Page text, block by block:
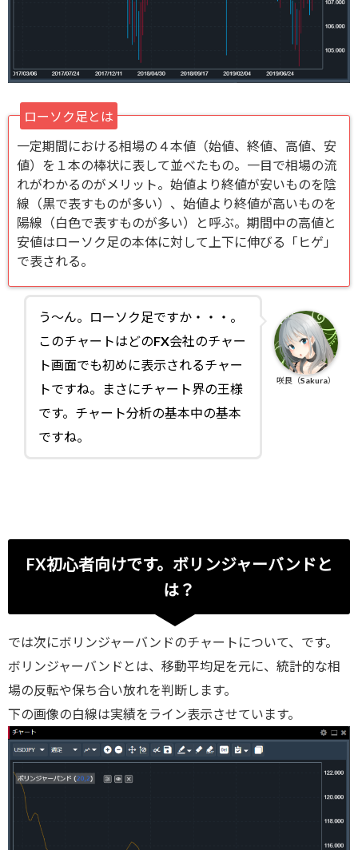
ローソク足とは
一定期間における相場の４本値（始値、終値、高値、安
値）を１本の棒状に表して並べたもの。一目で相場の流
れがわかるのがメリット。始値より終値が安いものを陰
線（黒で表すものが多い）、始値より終値が高いものを
陽線（白色で表すものが多い）と呼ぶ。期間中の高値と
安値はローソク足の本体に対して上下に伸びる「ヒゲ」
で表される。
う～ん。ローソク足ですか・・・。
このチャートはどのFX会社のチャー
ト画面でも初めに表示されるチャー
トですね。まさにチャート界の王様
です。チャート分析の基本中の基本
ですね。
咲良（Sakura）
FX初心者向けです。ボリンジャーバンドと
は？
では次にボリンジャーバンドのチャートについて、です。
ボリンジャーバンドとは、移動平均足を元に、統計的な相
場の反転や保ち合い放れを判断します。
下の画像の白線は実績をライン表示させています。